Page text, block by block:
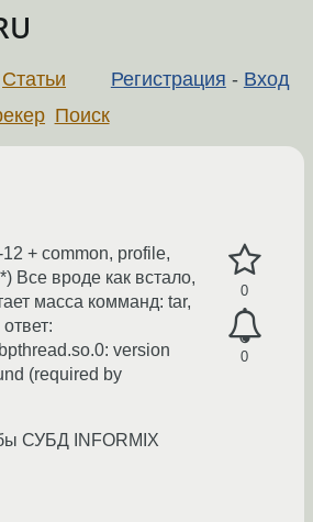
Регистрация - Вход
Статьи
Поиск
0
0
+ common, profile,
Все вроде как встало,
масса комманд: tar,
version
(required by
СУБД INFORMIX